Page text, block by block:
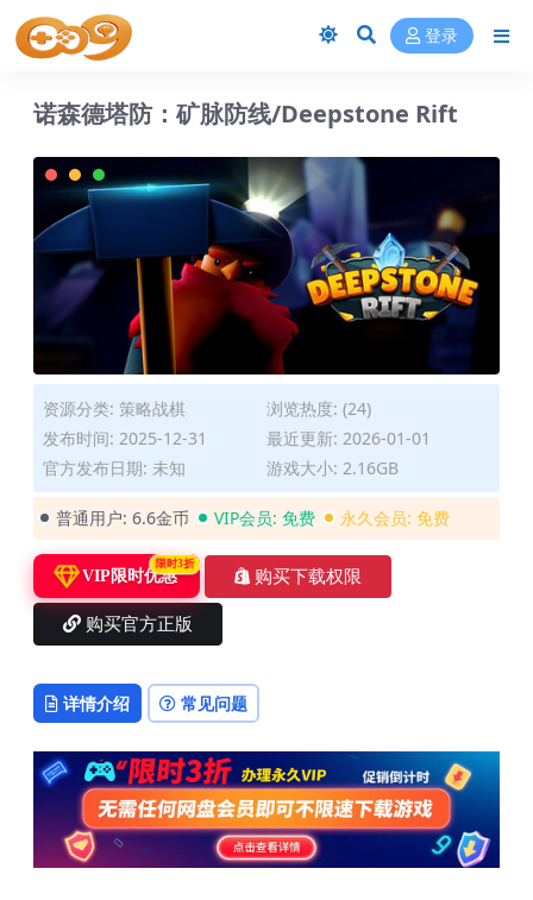
登录
诺森德塔防：矿脉防线/Deepstone Rift
资源分类: 策略战棋
浏览热度: (24)
发布时间: 2025-12-31
最近更新: 2026-01-01
官方发布日期: 未知
游戏大小: 2.16GB
普通用户: 6.6金币 VIP会员: 免费 永久会员: 免费
VIP限时优惠
限时3折
购买下载权限
购买官方正版
详情介绍 常见问题